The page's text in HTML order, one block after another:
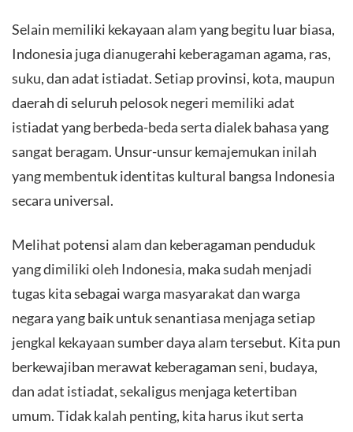
​Selain memiliki kekayaan alam yang begitu luar biasa,
Indonesia juga dianugerahi keberagaman agama, ras,
suku, dan adat istiadat. Setiap provinsi, kota, maupun
daerah di seluruh pelosok negeri memiliki adat
istiadat yang berbeda-beda serta dialek bahasa yang
sangat beragam. Unsur-unsur kemajemukan inilah
yang membentuk identitas kultural bangsa Indonesia
secara universal.
​Melihat potensi alam dan keberagaman penduduk
yang dimiliki oleh Indonesia, maka sudah menjadi
tugas kita sebagai warga masyarakat dan warga
negara yang baik untuk senantiasa menjaga setiap
jengkal kekayaan sumber daya alam tersebut. Kita pun
berkewajiban merawat keberagaman seni, budaya,
dan adat istiadat, sekaligus menjaga ketertiban
umum. Tidak kalah penting, kita harus ikut serta